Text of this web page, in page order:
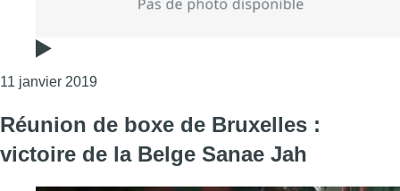
11 janvier 2019Consulter l'article "L’annonce d’un combat de
Réunion de boxe de Bruxelles :
victoire de la Belge Sanae Jah